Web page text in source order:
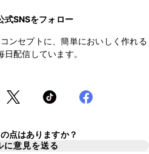
式SNSをフォロー
ンセプトに、簡単においしく作れる
日配信しています。
点はありますか？
に意見を送る